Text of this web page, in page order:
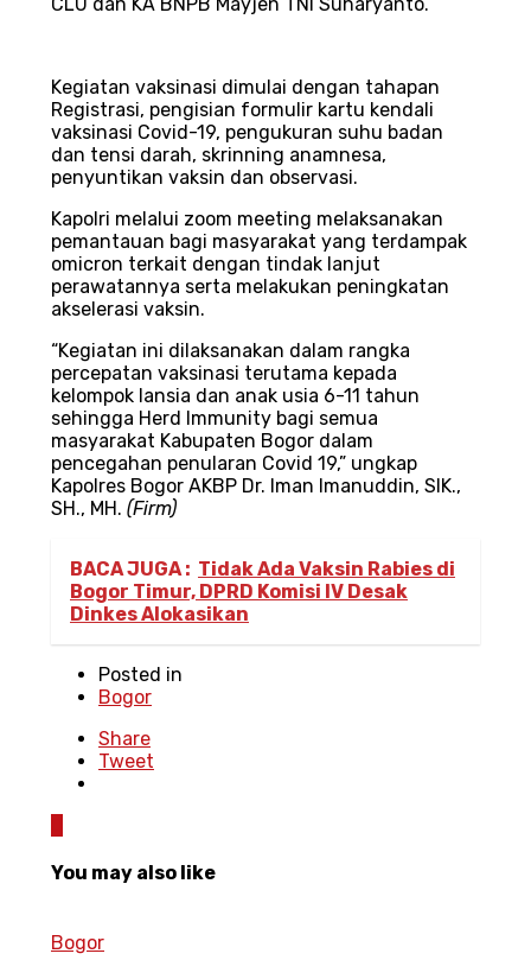
Kegiatan vaksinasi dimulai dengan tahapan
Registrasi, pengisian formulir kartu kendali
vaksinasi Covid-19, pengukuran suhu badan
dan tensi darah, skrinning anamnesa,
penyuntikan vaksin dan observasi.
Kapolri melalui zoom meeting melaksanakan
pemantauan bagi masyarakat yang terdampak
omicron terkait dengan tindak lanjut
perawatannya serta melakukan peningkatan
akselerasi vaksin.
“Kegiatan ini dilaksanakan dalam rangka
percepatan vaksinasi terutama kepada
kelompok lansia dan anak usia 6-11 tahun
sehingga Herd Immunity bagi semua
masyarakat Kabupaten Bogor dalam
pencegahan penularan Covid 19,” ungkap
Kapolres Bogor AKBP Dr. Iman Imanuddin, SIK.,
SH., MH. (Firm)
BACA JUGA : Tidak Ada Vaksin Rabies di
Bogor Timur, DPRD Komisi IV Desak
Dinkes Alokasikan
Posted in
Bogor
Share
Tweet
You may also like
Bogor